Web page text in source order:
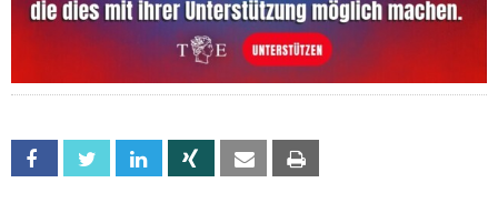
Facebook Twitter Linkedin Xing Email